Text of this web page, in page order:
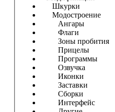
Шкурки
Модостроение
Ангары
Флаги
Зоны пробития
Прицелы
Программы
Озвучка
Иконки
Заставки
Сборки
Интерфейс